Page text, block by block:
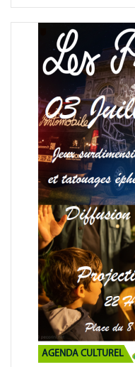
AGENDA CULTUREL